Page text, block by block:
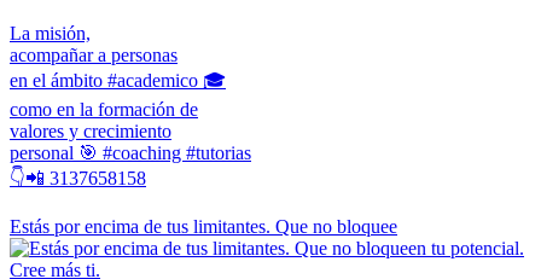
La misión,
acompañar a personas
en el ámbito #academico 🎓
como en la formación de
valores y crecimiento
personal 🎯 #coaching #tutorias
👇📲 3137658158
Estás por encima de tus limitantes. Que no bloquee